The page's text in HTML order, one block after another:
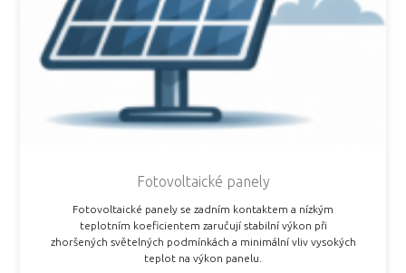
Fotovoltaické panely
Fotovoltaické panely se zadním kontaktem a nízkým
teplotním koeficientem zaručují stabilní výkon při
zhoršených světelných podmínkách a minimální vliv vysokých
teplot na výkon panelu.